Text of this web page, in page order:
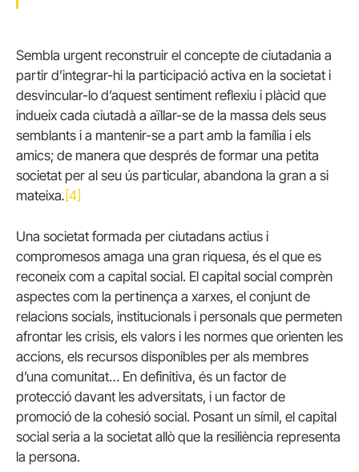
Sembla urgent reconstruir el concepte de ciutadania a
partir d’integrar-hi la participació activa en la societat i
desvincular-lo d’aquest sentiment reflexiu i plàcid que
indueix cada ciutadà a aïllar-se de la massa dels seus
semblants i a mantenir-se a part amb la família i els
amics; de manera que després de formar una petita
societat per al seu ús particular, abandona la gran a si
mateixa.[4]
Una societat formada per ciutadans actius i
compromesos amaga una gran riquesa, és el que es
reconeix com a capital social. El capital social comprèn
aspectes com la pertinença a xarxes, el conjunt de
relacions socials, institucionals i personals que permeten
afrontar les crisis, els valors i les normes que orienten les
accions, els recursos disponibles per als membres
d’una comunitat… En definitiva, és un factor de
protecció davant les adversitats, i un factor de
promoció de la cohesió social. Posant un símil, el capital
social seria a la societat allò que la resiliència representa
la persona.